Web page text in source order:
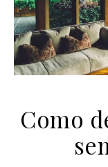
Como